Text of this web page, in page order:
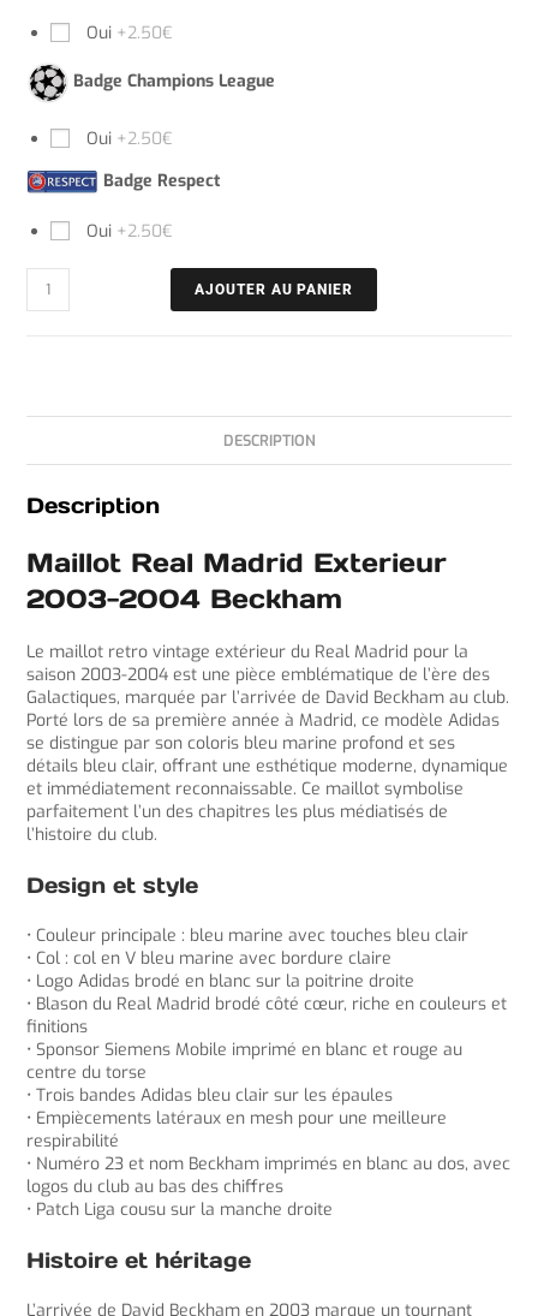
Oui +2.50€
Badge Champions League
Oui +2.50€
Badge Respect
Oui +2.50€
AJOUTER AU PANIER
DESCRIPTION
Description
Maillot Real Madrid Exterieur
2003-2004 Beckham
Le maillot retro vintage extérieur du Real Madrid pour la
saison 2003-2004 est une pièce emblématique de l’ère des
Galactiques, marquée par l’arrivée de David Beckham au club.
Porté lors de sa première année à Madrid, ce modèle Adidas
se distingue par son coloris bleu marine profond et ses
détails bleu clair, offrant une esthétique moderne, dynamique
et immédiatement reconnaissable. Ce maillot symbolise
parfaitement l’un des chapitres les plus médiatisés de
l’histoire du club.
Design et style
• Couleur principale : bleu marine avec touches bleu clair
• Col : col en V bleu marine avec bordure claire
• Logo Adidas brodé en blanc sur la poitrine droite
• Blason du Real Madrid brodé côté cœur, riche en couleurs et
finitions
• Sponsor Siemens Mobile imprimé en blanc et rouge au
centre du torse
• Trois bandes Adidas bleu clair sur les épaules
• Empiècements latéraux en mesh pour une meilleure
respirabilité
• Numéro 23 et nom Beckham imprimés en blanc au dos, avec
logos du club au bas des chiffres
• Patch Liga cousu sur la manche droite
Histoire et héritage
L’arrivée de David Beckham en 2003 marque un tournant